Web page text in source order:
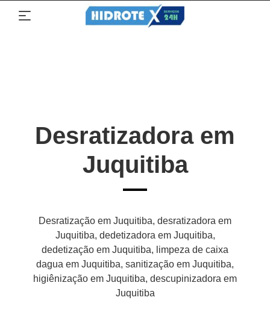
Desratizadora em
Juquitiba
Desratização em Juquitiba, desratizadora em
Juquitiba, dedetizadora em Juquitiba,
dedetização em Juquitiba, limpeza de caixa
dagua em Juquitiba, sanitização em Juquitiba,
higiênização em Juquitiba, descupinizadora em
Juquitiba